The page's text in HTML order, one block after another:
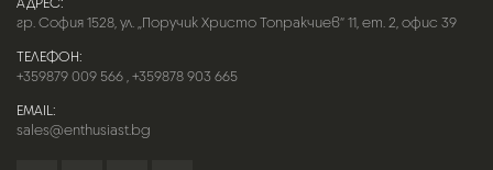
гр. София 1528, ул. „Поручик Христо Топракчиев“ 11, ет. 2, офис 39
ТЕЛЕФОН:
+359879 009 566,+359878 903 665
EMAIL:
sales@enthusiast.bg